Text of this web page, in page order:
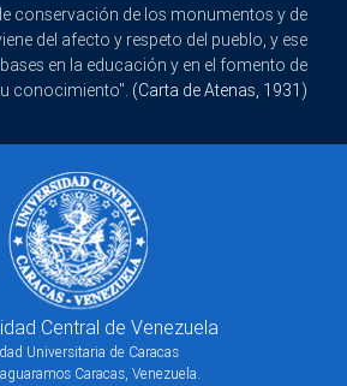
conservación de los monumentos y de
del afecto y respeto del pueblo, y ese
en la educación y en el fomento de
conocimiento". (Carta de Atenas, 1931)
Central de Venezuela
Universitaria de Caracas
Caracas, Venezuela.